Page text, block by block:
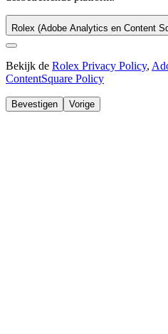
Rolex (Adobe Analytics en Content
Bekijk de Rolex Privacy Policy,
ContentSquare Policy
Bevestigen Vorige